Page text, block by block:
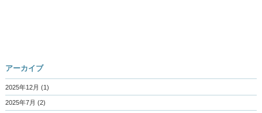
アーカイブ
2025年12月 (1)
2025年7月 (2)